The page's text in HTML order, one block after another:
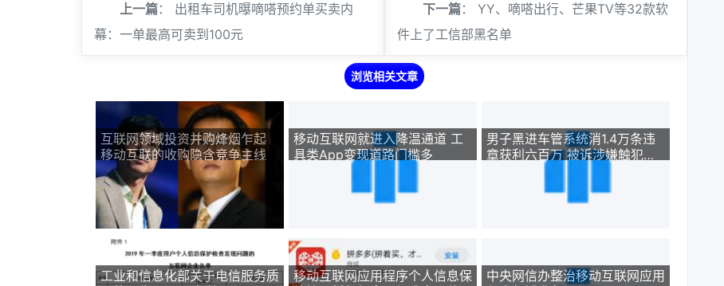
上一篇： 出租车司机曝嘀嗒预约单买卖内
幕：一单最高可卖到100元
下一篇： YY、嘀嗒出行、芒果TV等32款软
件上了工信部黑名单
浏览相关文章
互联网领域投资并购烽烟乍起
移动互联的收购隐含竞争主线
移动互联网就进入降温通道 工
具类App变现道路门槛多
男子黑进车管系统消1.4万条违
章获利六百万 被诉涉嫌触犯破
工业和信息化部关于电信服务质
移动互联网应用程序个人信息保
中央网信办整治移动互联网应用